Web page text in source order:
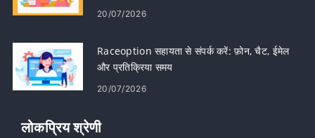
20/07/2026
Raceoption सहायता से संपर्क करें: फ़ोन, चैट, ईमेल
और प्रतिक्रिया समय
20/07/2026
लोकप्रिय श्रेणी